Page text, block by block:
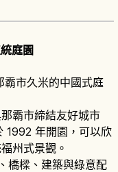
庭園
霸市久米的中國式庭
霸市締結友好城市
1992 年開園，可以欣
州式景觀。
橋樑、建築與綠意配